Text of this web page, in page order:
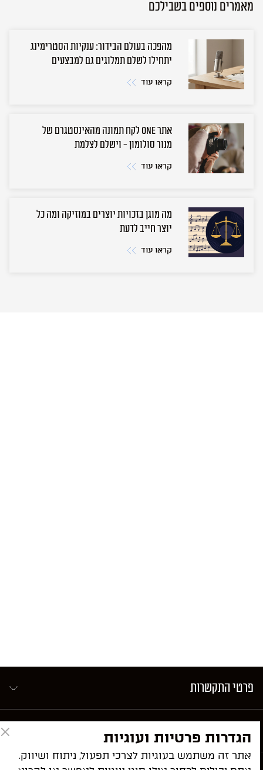
מאמרים נוספים בשבילכם
מהפכה בעולם הבידור: ענקיות הסטרימינג
יתחילו לשלם תמלוגים גם למבצעים
קראו עוד
אתר ONE לקח תמונה מהאינסטגרם של
מנור סולומון - וישלם לצלמת
קראו עוד
מה מוגן בזכויות יוצרים במוזיקה ומה כל
יוצר חייב לדעת
קראו עוד
פרטי התקשרות
ניווט מהיר
הגדרות פרטיות ועוגיות
אתר זה משתמש בעוגיות לצרכי תפעול, ניתוח ושיווק.